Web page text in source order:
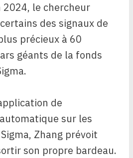
2024, le chercheur
des signaux de
précieux à 60
géants de la fonds
de
sur les
Zhang prévoit
son propre bardeau.